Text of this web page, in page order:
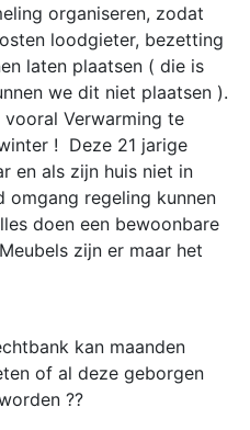
organiseren, zodat
loodgieter, bezetting
laten plaatsen ( die is
we dit niet plaatsen ).
vooral Verwarming te
! Deze 21 jarige
en als zijn huis niet in
regeling kunnen
doen een bewoonbare
zijn er maar het
kan maanden
of al deze geborgen
??